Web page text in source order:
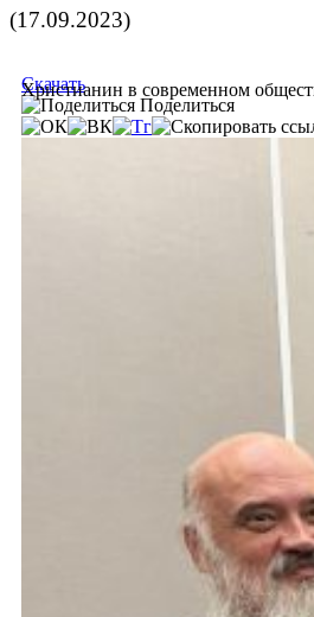
(17.09.2023)
Христианин в современном
Скачать
Поделиться